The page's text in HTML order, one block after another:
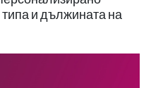
и дължината на